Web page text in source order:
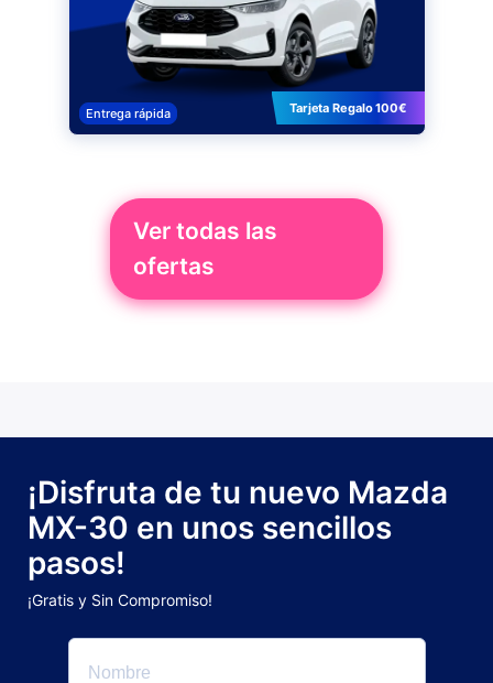
Entrega rápida Tarjeta Regalo 100€
Ver todas las
ofertas
¡Disfruta de tu nuevo Mazda
MX-30 en unos sencillos
pasos!
¡Gratis y Sin Compromiso!